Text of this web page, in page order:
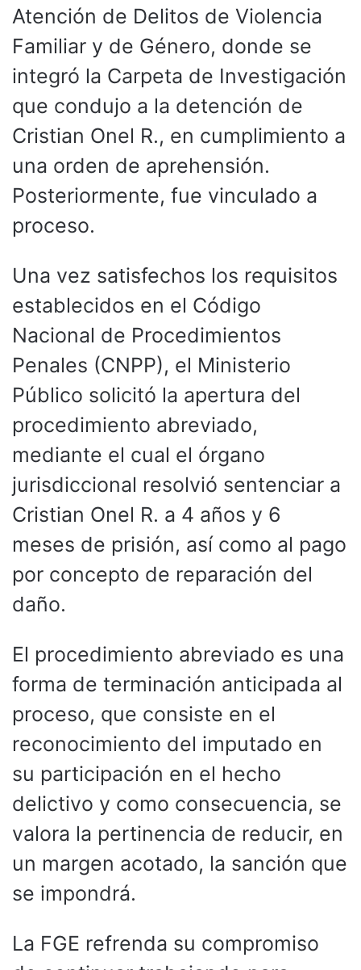
Atención de Delitos de Violencia
Familiar y de Género, donde se
integró la Carpeta de Investigación
que condujo a la detención de
Cristian Onel R., en cumplimiento a
una orden de aprehensión.
Posteriormente, fue vinculado a
proceso.
Una vez satisfechos los requisitos
establecidos en el Código
Nacional de Procedimientos
Penales (CNPP), el Ministerio
Público solicitó la apertura del
procedimiento abreviado,
mediante el cual el órgano
jurisdiccional resolvió sentenciar a
Cristian Onel R. a 4 años y 6
meses de prisión, así como al pago
por concepto de reparación del
daño.
El procedimiento abreviado es una
forma de terminación anticipada al
proceso, que consiste en el
reconocimiento del imputado en
su participación en el hecho
delictivo y como consecuencia, se
valora la pertinencia de reducir, en
un margen acotado, la sanción que
se impondrá.
La FGE refrenda su compromiso